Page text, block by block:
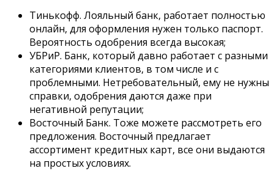
Тинькофф. Лояльный банк, работает полностью
онлайн, для оформления нужен только паспорт.
Вероятность одобрения всегда высокая;
УБРиР. Банк, который давно работает с разными
категориями клиентов, в том числе и с
проблемными. Нетребовательный, ему не нужны
справки, одобрения даются даже при
негативной репутации;
Восточный Банк. Тоже можете рассмотреть его
предложения. Восточный предлагает
ассортимент кредитных карт, все они выдаются
на простых условиях.